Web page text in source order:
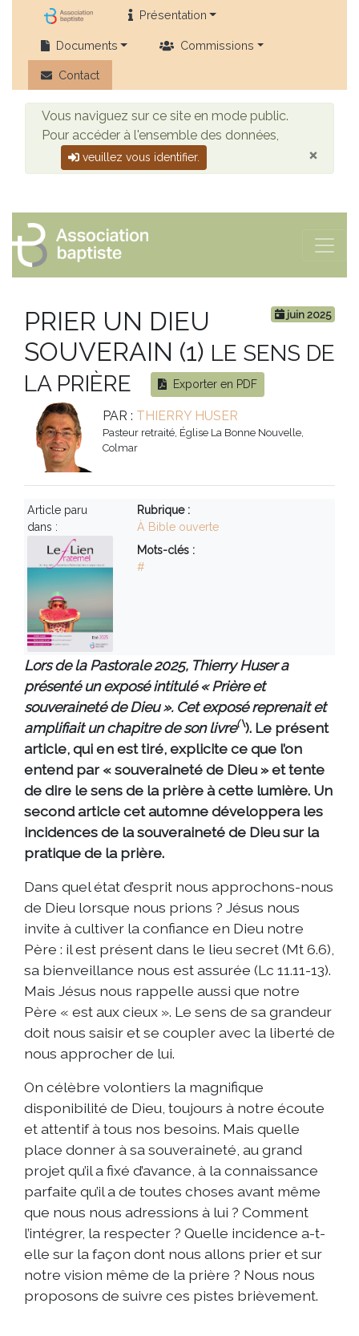
Présentation
Documents Commissions
Contact
Vous naviguez sur ce site en mode public.
Pour accéder à l'ensemble des données,
veuillez vous identifier. ×
juin 2025
PRIER UN DIEU
SOUVERAIN (1) LE SENS DE
LA PRIÈRE
Exporter en PDF
PAR : THIERRY HUSER
Pasteur retraité, Église La Bonne Nouvelle,
Colmar
Article paru
dans :
Rubrique :
À Bible ouverte
Mots-clés :
#
Lors de la Pastorale 2025, Thierry Huser a
présenté un exposé intitulé « Prière et
souveraineté de Dieu ». Cet exposé reprenait et
amplifiait un chapitre de son livre(\). Le présent
article, qui en est tiré, explicite ce que l’on
entend par « souveraineté de Dieu » et tente
de dire le sens de la prière à cette lumière. Un
second article cet automne développera les
incidences de la souveraineté de Dieu sur la
pratique de la prière.
Dans quel état d’esprit nous approchons-nous
de Dieu lorsque nous prions ? Jésus nous
invite à cultiver la confiance en Dieu notre
Père : il est présent dans le lieu secret (Mt 6.6),
sa bienveillance nous est assurée (Lc 11.11-13).
Mais Jésus nous rappelle aussi que notre
Père « est aux cieux ». Le sens de sa grandeur
doit nous saisir et se coupler avec la liberté de
nous approcher de lui.
On célèbre volontiers la magnifique
disponibilité de Dieu, toujours à notre écoute
et attentif à tous nos besoins. Mais quelle
place donner à sa souveraineté, au grand
projet qu’il a fixé d’avance, à la connaissance
parfaite qu’il a de toutes choses avant même
que nous nous adressions à lui ? Comment
l’intégrer, la respecter ? Quelle incidence a-t-
elle sur la façon dont nous allons prier et sur
notre vision même de la prière ? Nous nous
proposons de suivre ces pistes brièvement.